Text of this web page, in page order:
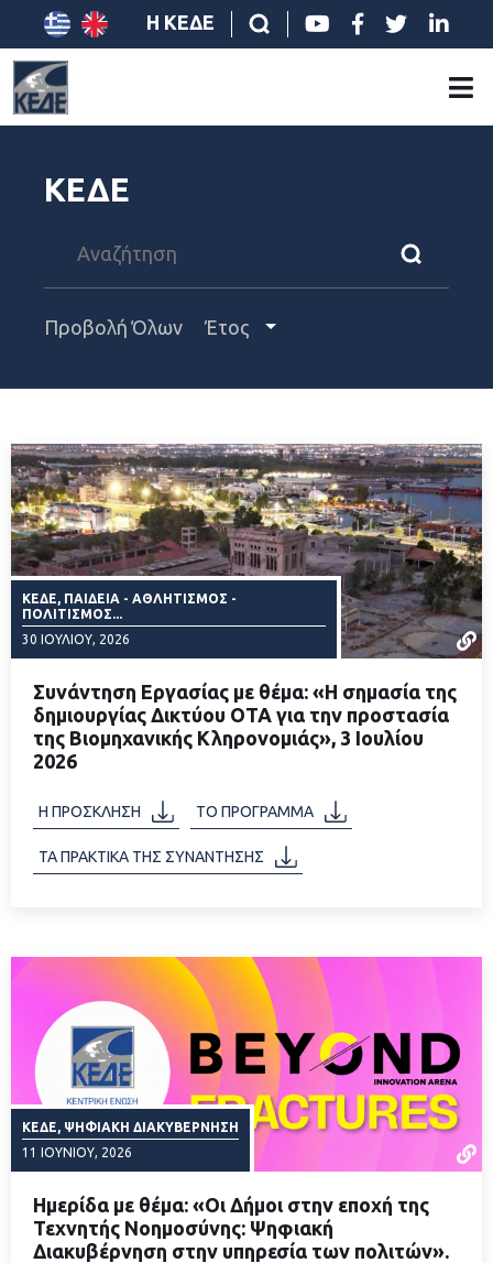
Η ΚΕΔΕ
ΚΕΔΕ
Προβολή Όλων Έτος
ΚΕΔΕ, ΠΑΙΔΕΊΑ - ΑΘΛΗΤΙΣΜΌΣ -
ΠΟΛΙΤΙΣΜΌΣ...
30 ΙΟΥΛΊΟΥ, 2026
Συνάντηση Εργασίας με θέμα: «Η σημασία της
δημιουργίας Δικτύου ΟΤΑ για την προστασία
της Βιομηχανικής Κληρονομιάς», 3 Ιουλίου
2026
Η ΠΡΟΣΚΛΗΣΗ ΤΟ ΠΡΟΓΡΑΜΜΑ
ΤΑ ΠΡΑΚΤΙΚΑ ΤΗΣ ΣΥΝΑΝΤΗΣΗΣ
ΚΕΔΕ, ΨΗΦΙΑΚΉ ΔΙΑΚΥΒΈΡΝΗΣΗ
11 ΙΟΥΝΊΟΥ, 2026
Ημερίδα με θέμα: «Οι Δήμοι στην εποχή της
Τεχνητής Νοημοσύνης: Ψηφιακή
Διακυβέρνηση στην υπηρεσία των πολιτών».